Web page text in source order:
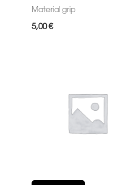
Material grip
5,00€